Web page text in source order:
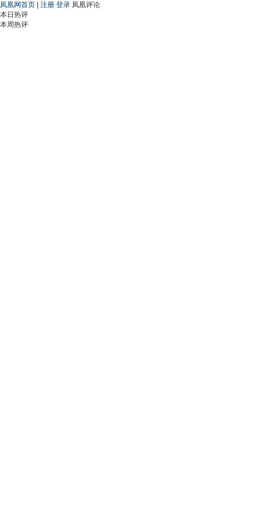
凤凰网首页 注册 登录 凤凰评论
本日热评
本周热评